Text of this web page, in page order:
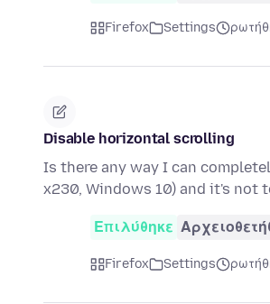
Firefox Settings
Disable horizontal scrolling
Is there any way I can
x230, Windows 10) and it's not
Επιλύθηκε
Firefox Settings